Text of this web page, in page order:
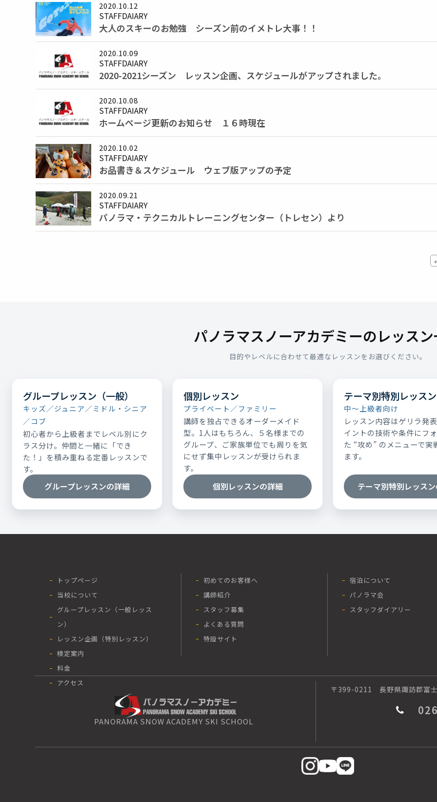
2020.10.12
STAFFDAIARY
大人のスキーのお勉強 シーズン前のイメトレ大事！！
2020.10.09
STAFFDAIARY
2020-2021シーズン レッスン企画、スケジュールがアップされました。
2020.10.08
STAFFDAIARY
ホームページ更新のお知らせ １６時現在
2020.10.02
STAFFDAIARY
お品書き＆スケジュール ウェブ版アップの予定
2020.09.21
STAFFDAIARY
パノラマ・テクニカルトレーニングセンター（トレセン）より
パノラマスノーアカデミーのレッス
目的やレベルに合わせて最適なレッスンをお選びください。
グループレッスン（一般）
キッズ／ジュニア／ミドル・シニア
／コブ
初心者から上級者までレベル別にク
ラス分け。仲間と一緒に「でき
た！」を積み重ねる定番レッスンで
す。
グループレッスンの詳細
個別レッスン
プライベート／ファミリー
講師を独占できるオーダーメイド
型。1人はもちろん、５名様までの
グループ、ご家族単位でも周りを気
にせず集中レッスンが受けられま
す。
個別レッスンの詳細
テーマ別特別レッスン
中～上級者向け
レッスン内容はゲリラ発
イントの技術や条件にフ
た “攻め” のメニューで実
ます。
テーマ別特別レッス
トップページ
当校について
グループレッスン（一般レッス
ン）
レッスン企画（特別レッスン）
検定案内
料金
アクセス
初めてのお客様へ
講師紹介
スタッフ募集
よくある質問
特設サイト
宿泊について
パノラマ会
スタッフダイアリー
PANORAMA SNOW ACADEMY SKI SCHOOL
〒399-0211 長野県諏訪郡富